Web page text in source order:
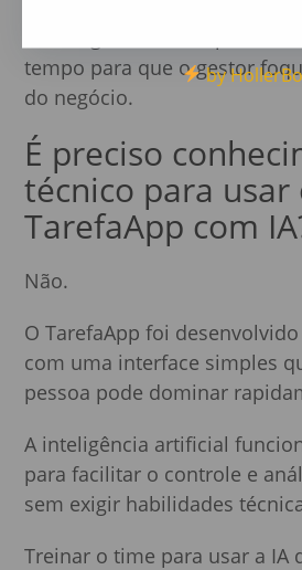
tempo para que o gestor
do negócio.
É preciso
técnico para usar
TarefaApp com
Não.
O TarefaApp foi
com uma interface simples
pessoa pode dominar
A inteligência artificial
para facilitar o controle e
sem exigir habilidades
Treinar o time para usar a IA
by